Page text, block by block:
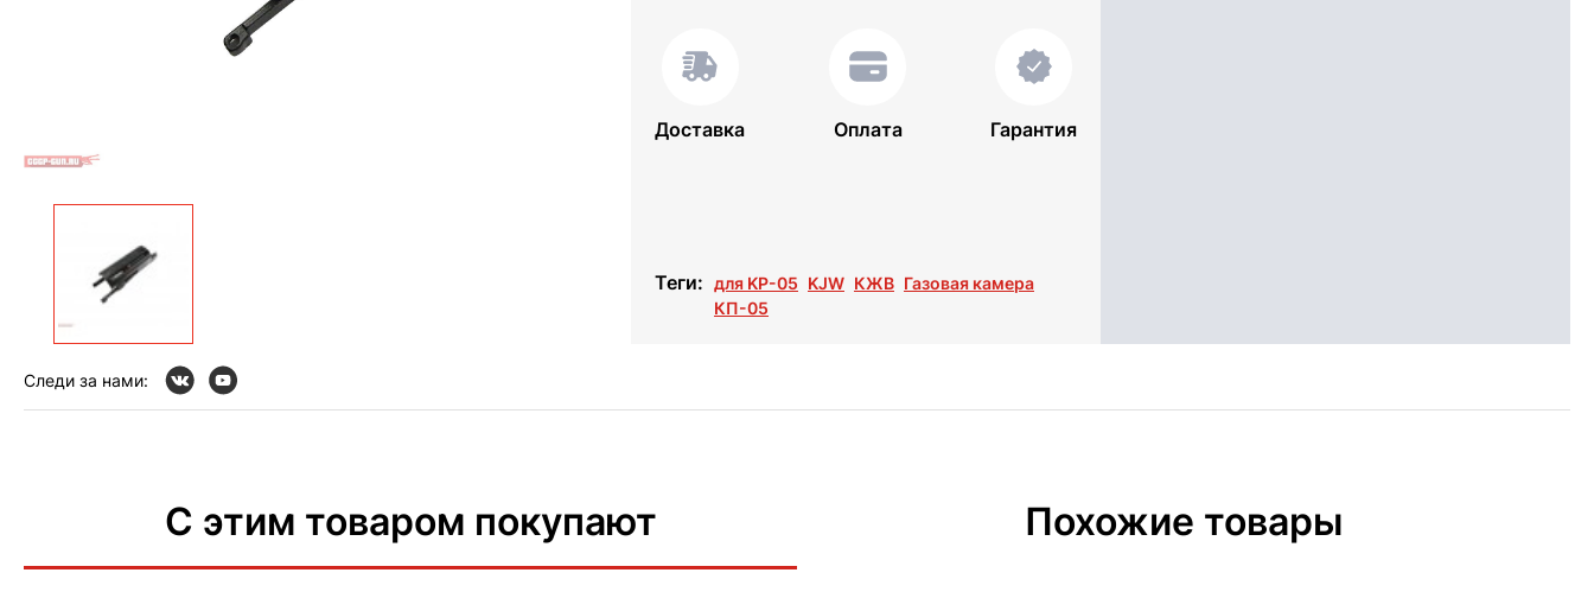
Доставка Оплата Гарантия
Теги: для KP-05 KJW КЖВ Газовая камера
КП-05
Следи за нами:
С этим товаром покупают Похожие товары